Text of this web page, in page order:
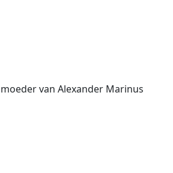
van Alexander Marinus